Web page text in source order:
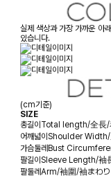
실제 색상과 가장 가까운 아
있습니다.
(cm기준)
SIZE
총길이 Total length/全長/
어깨넓이 Shoulder
가슴둘레 Bust
팔길이 Sleeve Length/袖
팔둘레 Arm/袖圍/袖まわり